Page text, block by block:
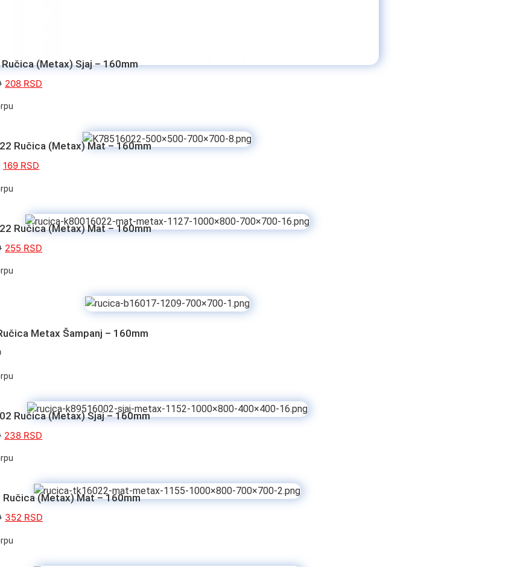
(Metax) Sjaj – 160mm
208 RSD
Ručica (Metax) Mat – 160mm
169 RSD
Ručica (Metax) Mat – 160mm
255 RSD
Metax Šampanj – 160mm
Ručica (Metax) Sjaj – 160mm
238 RSD
Ručica (Metax) Mat – 160mm
352 RSD